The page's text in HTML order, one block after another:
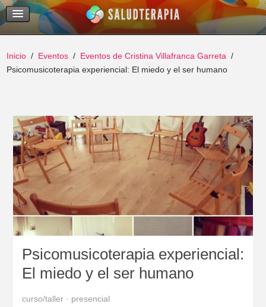
Temas Recientes
Buscar
Inicio Eventos
Eventos de Cristina Villafranca Garreta
Psicomusicoterapia experiencial: El miedo y el ser humano
Psicomusicoterapia experiencial:
El miedo y el ser humano
curso/taller · presencial